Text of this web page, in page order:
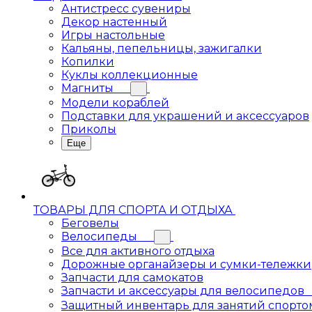
Антистресс сувениры
Декор настенный
Игры настольные
Кальяны, пепельницы, зажигалки
Копилки
Куклы коллекционные
Магниты
Модели кораблей
Подставки для украшений и аксессуаров
Приколы
Еще
ТОВАРЫ ДЛЯ СПОРТА И ОТДЫХА
Беговелы
Велосипеды
Все для активного отдыха
Дорожные органайзеры и сумки-тележки
Запчасти для самокатов
Запчасти и аксессуары для велосипедов
Защитный инвентарь для занятий